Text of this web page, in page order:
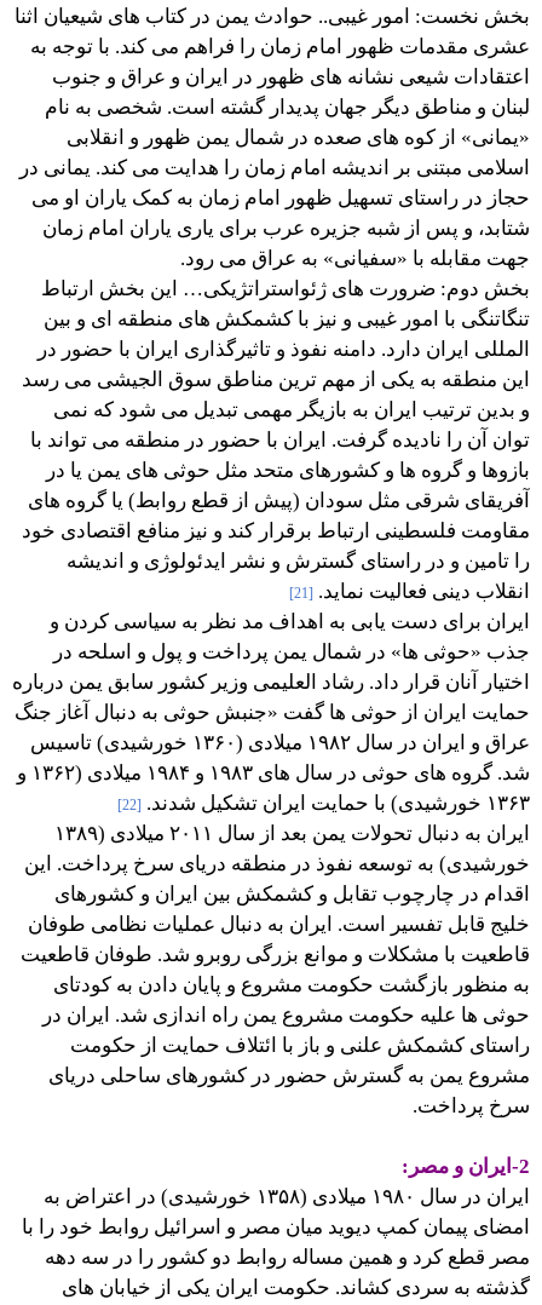
بخش نخست: امور غیبی.. حوادث یمن در کتاب های شیعیان اثنا
عشری مقدمات ظهور امام زمان را فراهم می کند. با توجه به
اعتقادات شیعی نشانه های ظهور در ایران و عراق و جنوب
لبنان و مناطق دیگر جهان پدیدار گشته است. شخصی به نام
«یمانی» از کوه های صعده در شمال یمن ظهور و انقلابی
اسلامی مبتنی بر اندیشه امام زمان را هدایت می کند. یمانی در
حجاز در راستای تسهیل ظهور امام زمان به کمک یاران او می
شتابد، و پس از شبه جزیره عرب برای یاری یاران امام زمان
جهت مقابله با «سفیانی» به عراق می رود.
بخش دوم: ضرورت های ژئواستراتژیکی… این بخش ارتباط
تنگاتنگی با امور غیبی و نیز با کشمکش های منطقه ای و بین
المللی ایران دارد. دامنه نفوذ و تاثیرگذاری ایران با حضور در
این منطقه به یکی از مهم ترین مناطق سوق الجیشی می رسد
و بدین ترتیب ایران به بازیگر مهمی تبدیل می شود که نمی
توان آن را نادیده گرفت. ایران با حضور در منطقه می تواند با
بازوها و گروه ها و کشورهای متحد مثل حوثی های یمن یا در
آفریقای شرقی مثل سودان (پیش از قطع روابط) یا گروه های
مقاومت فلسطینی ارتباط برقرار کند و نیز منافع اقتصادی خود
را تامین و در راستای گسترش و نشر ایدئولوژی و اندیشه
انقلاب دینی فعالیت نماید. [21]
ایران برای دست یابی به اهداف مد نظر به سیاسی کردن و
جذب «حوثی ها» در شمال یمن پرداخت و پول و اسلحه در
اختیار آنان قرار داد. رشاد العلیمی وزیر کشور سابق یمن درباره
حمایت ایران از حوثی ها گفت «جنبش حوثی به دنبال آغاز جنگ
عراق و ایران در سال ۱۹۸۲ میلادی (۱۳۶۰ خورشیدی) تاسیس
شد. گروه های حوثی در سال های ۱۹۸۳ و ۱۹۸۴ میلادی (۱۳۶۲ و
۱۳۶۳ خورشیدی) با حمایت ایران تشکیل شدند.
[22]
ایران به دنبال تحولات یمن بعد از سال ۲۰۱۱ میلادی (۱۳۸۹
خورشیدی) به توسعه نفوذ در منطقه دریای سرخ پرداخت. این
اقدام در چارچوب تقابل و کشمکش بین ایران و کشورهای
خلیج قابل تفسیر است. ایران به دنبال عملیات نظامی طوفان
قاطعیت با مشکلات و موانع بزرگی روبرو شد. طوفان قاطعیت
به منظور بازگشت حکومت مشروع و پایان دادن به کودتای
حوثی ها علیه حکومت مشروع یمن راه اندازی شد. ایران در
راستای کشمکش علنی و باز با ائتلاف حمایت از حکومت
مشروع یمن به گسترش حضور در کشورهای ساحلی دریای
سرخ پرداخت.
2-ایران و مصر:
ایران در سال ۱۹۸۰ میلادی (۱۳۵۸ خورشیدی) در اعتراض به
امضای پیمان کمپ دیوید میان مصر و اسرائیل روابط خود را با
مصر قطع کرد و همین مساله روابط دو کشور را در سه دهه
گذشته به سردی کشاند. حکومت ایران یکی از خیابان های